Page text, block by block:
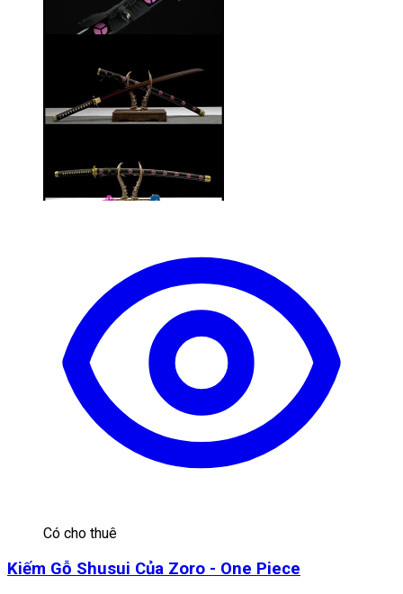
Có cho thuê
Kiếm Gỗ Shusui Của Zoro - One Piece